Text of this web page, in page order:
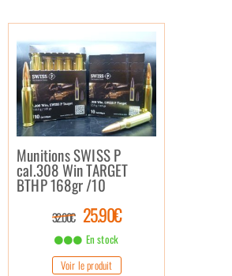
Munitions SWISS P
cal.308 Win TARGET
BTHP 168gr /10
32.00€ 25.90€
En stock
Voir le produit